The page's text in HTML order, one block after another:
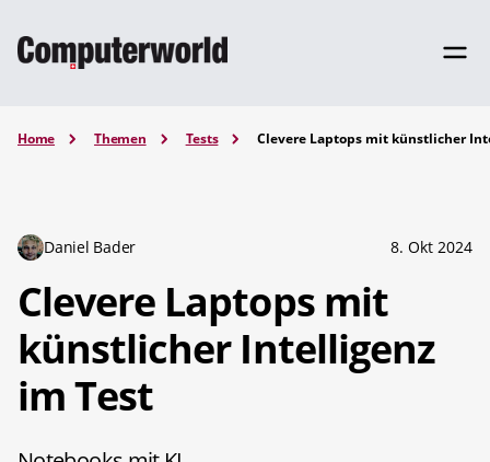
Home Themen Tests Clevere Laptops mit künstlicher
Daniel Bader 8. Okt 2024
Clevere Laptops mit
künstlicher Intelligenz
im Test